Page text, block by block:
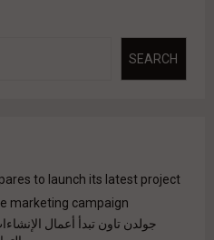
SEARCH
to launch its latest project
marketing campaign